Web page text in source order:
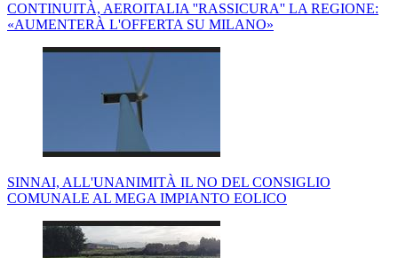
CONTINUITÀ, AEROITALIA ''RASSICURA'' LA REGIONE:
«AUMENTERÀ L'OFFERTA SU MILANO»
SINNAI, ALL'UNANIMITÀ IL NO DEL CONSIGLIO
COMUNALE AL MEGA IMPIANTO EOLICO